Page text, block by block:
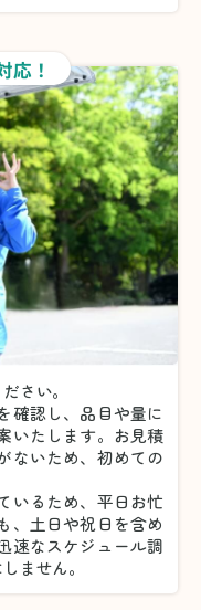
応！
さい。
確認し、品目や量に
いたします。お見積
ないため、初めての
いるため、平日お忙
、土日や祝日を含め
速なスケジュール調
ません。